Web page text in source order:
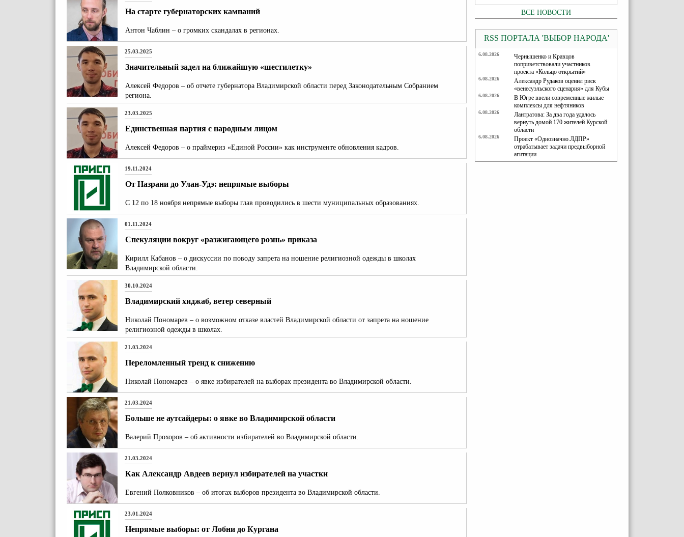
На старте губернаторских кампаний
Антон Чаблин – о громких скандалах в регионах.
25.03.2025
Значительный задел на ближайшую «шестилетку»
Алексей Федоров – об отчете губернатора Владимирской области перед Законодательным Собранием
региона.
23.03.2025
Единственная партия с народным лицом
Алексей Федоров – о праймериз «Единой России» как инструменте обновления кадров.
19.11.2024
От Назрани до Улан-Удэ: непрямые выборы
С 12 по 18 ноября непрямые выборы глав проводились в шести муниципальных образованиях.
01.11.2024
Спекуляции вокруг «разжигающего рознь» приказа
Кирилл Кабанов – о дискуссии по поводу запрета на ношение религиозной одежды в школах
Владимирской области.
30.10.2024
Владимирский хиджаб, ветер северный
Николай Пономарев – о возможном отказе властей Владимирской области от запрета на ношение
религиозной одежды в школах.
21.03.2024
Переломленный тренд к снижению
Николай Пономарев – о явке избирателей на выборах президента во Владимирской области.
21.03.2024
Больше не аутсайдеры: о явке во Владимирской области
Валерий Прохоров – об активности избирателей во Владимирской области.
21.03.2024
Как Александр Авдеев вернул избирателей на участки
Евгений Полковников – об итогах выборов президента во Владимирской области.
23.01.2024
Непрямые выборы: от Лобни до Кургана
ВСЕ НОВОСТИ
RSS ПОРТАЛА 'ВЫБОР НАРОДА'
6.08.2026
Чернышенко и Кравцов
поприветствовали участников
проекта «Кольцо открытий»
6.08.2026
Александр Рудаков оценил риск
«венесуэльского сценария» для Кубы
6.08.2026
В Югре ввели современные жилые
комплексы для нефтяников
6.08.2026
Лантратова: За два года удалось
вернуть домой 170 жителей Курской
области
6.08.2026
Проект «Однозначно.ЛДПР»
отрабатывает задачи предвыборной
агитации